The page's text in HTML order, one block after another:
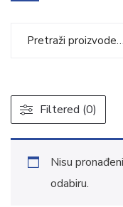
Nisu
odabiru.
Filtered (0)